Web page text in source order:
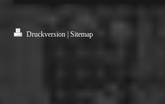
Druckversion Sitemap